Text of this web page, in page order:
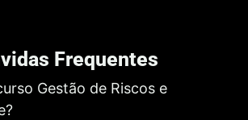
Frequentes
Gestão de Riscos e